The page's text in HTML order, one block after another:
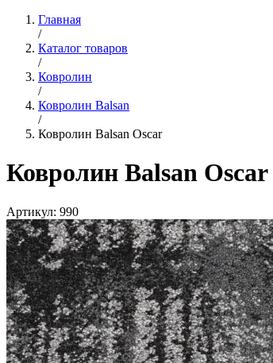
Главная
/
Каталог товаров
/
Ковролин
/
Ковролин Balsan
/
Ковролин Balsan Oscar
Ковролин Balsan Oscar
Артикул: 990